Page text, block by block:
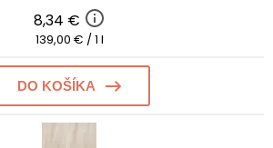
8,34 €
139,00 € / 1 l
DO KOŠÍKA